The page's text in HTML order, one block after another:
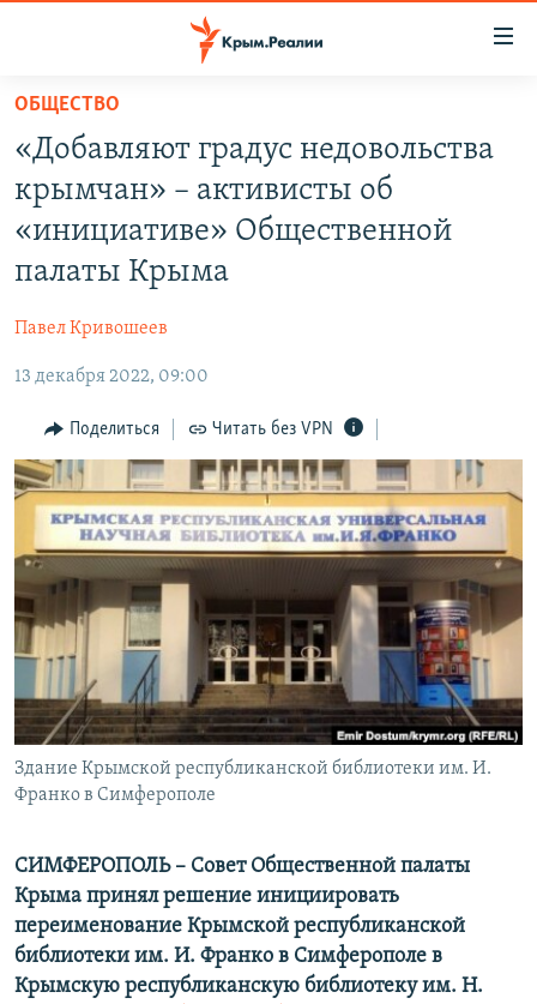
Вернуться
основному
содержанию
Вернутся
главной
Вернутся
НОВОСТИ
СПЕЦПРОЕКТЫ
КАРТА ВОЕННЫХ ОБЪЕКТОВ КРЫМА
ВОДА
ИНТЕРАКТИВ
ИНФОГРАФИКА
ТЕЛЕПРОЕКТ КРЫМ.РЕАЛИИ
СОВЕТЫ ПРАВОЗАЩИТНИКОВ
ПРОПАВШИЕ БЕЗ ВЕСТИ
ПОБЕДИТЕЛЕЙ НЕ СУДЯТ?
КРЫМ.НЕПОКОРЕННЫЙ
ELIFBE
УКРАИНСКАЯ ПРОБЛЕМА КРЫМА
РАДІО СВОБОДА
КАК ОБОЙТИ БЛОКИРОВКУ
Qırımtatar
ПРИСОЕДИНЯЙТЕСЬ!
Все сайты RFE/RL
ОБЩЕСТВО
«Добавляют градус недовольства
крымчан» – активисты об
«инициативе» Общественной
палаты Крыма
Павел Кривошеев
13 декабря 2022, 09:00
Поделиться Читать без VPN
Здание Крымской республиканской библиотеки им. И.
Франко в Симферополе
СИМФЕРОПОЛЬ – Совет Общественной палаты
Крыма принял решение инициировать
переименование Крымской республиканской
библиотеки им. И. Франко в Симферополе в
Крымскую республиканскую библиотеку им. Н.